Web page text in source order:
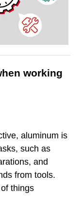
working
aluminum is
such as
and
from tools.
things